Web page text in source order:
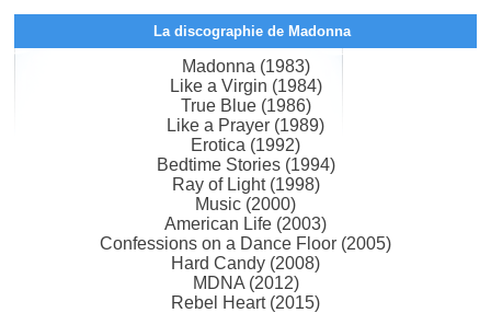
La discographie de Madonna
Madonna (1983)
Like a Virgin (1984)
True Blue (1986)
Like a Prayer (1989)
Erotica (1992)
Bedtime Stories (1994)
Ray of Light (1998)
Music (2000)
American Life (2003)
Confessions on a Dance Floor (2005)
Hard Candy (2008)
MDNA (2012)
Rebel Heart (2015)